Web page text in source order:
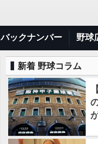
バックナンバー 野球
新着 野球コラム